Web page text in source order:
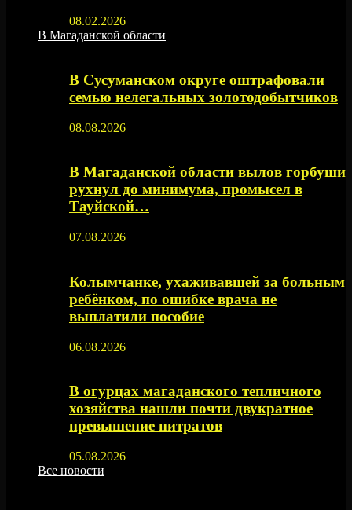
08.02.2026
В Магаданской области
В Сусуманском округе оштрафовали
семью нелегальных золотодобытчиков
08.08.2026
В Магаданской области вылов горбуши
рухнул до минимума, промысел в
Тауйской…
07.08.2026
Колымчанке, ухаживавшей за больным
ребёнком, по ошибке врача не
выплатили пособие
06.08.2026
В огурцах магаданского тепличного
хозяйства нашли почти двукратное
превышение нитратов
05.08.2026
Все новости